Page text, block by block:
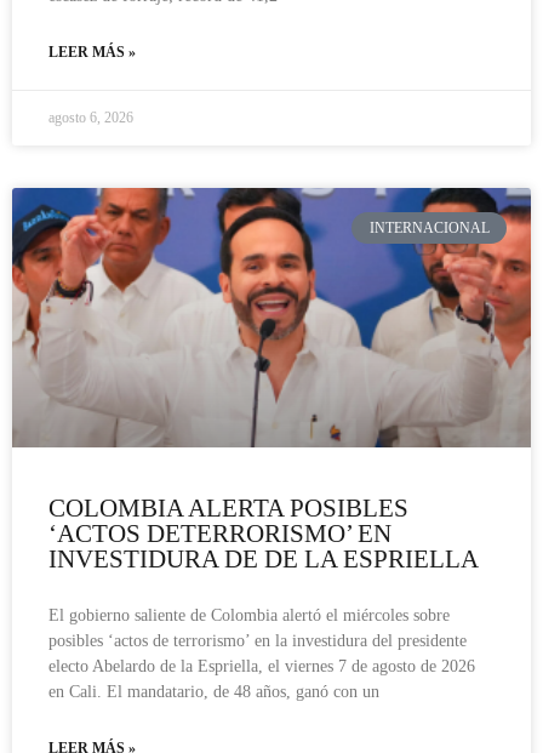
LEER MÁS »
agosto 6, 2026
INTERNACIONAL
COLOMBIA ALERTA POSIBLES
‘ACTOS DETERRORISMO’ EN
INVESTIDURA DE DE LA ESPRIELLA
El gobierno saliente de Colombia alertó el miércoles sobre
posibles ‘actos de terrorismo’ en la investidura del presidente
electo Abelardo de la Espriella, el viernes 7 de agosto de 2026
en Cali. El mandatario, de 48 años, ganó con un
LEER MÁS »